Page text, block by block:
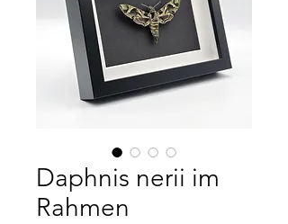
Daphnis nerii im
Rahmen